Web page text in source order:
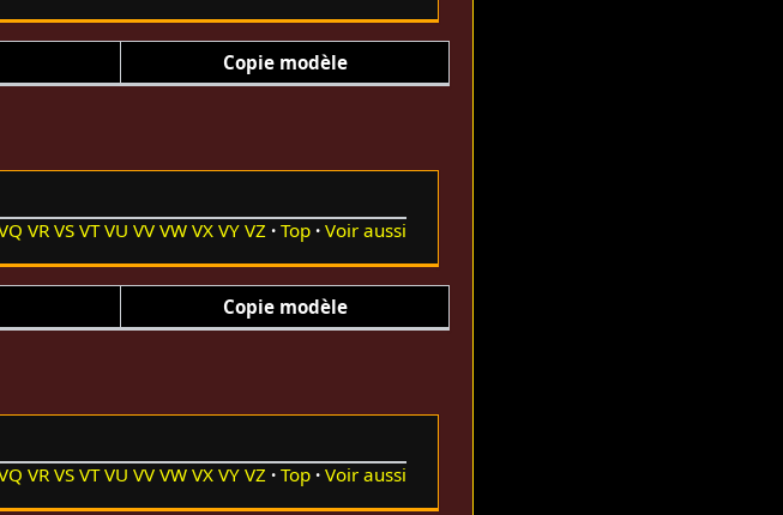
Copie modèle
VR VS VT VU VV VW VX VY VZ Top Voir aussi
Copie modèle
VR VS VT VU VV VW VX VY VZ Top Voir aussi